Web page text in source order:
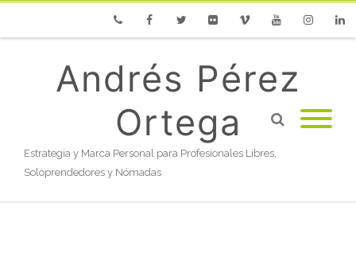
Andrés Pérez
Ortega
Estrategia y Marca Personal para Profesionales Libres,
Soloprendedores y Nómadas